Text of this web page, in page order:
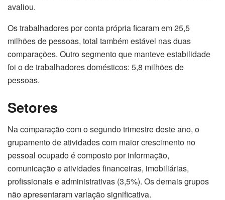
avaliou.
Os trabalhadores por conta própria ficaram em 25,5
milhões de pessoas, total também estável nas duas
comparações. Outro segmento que manteve estabilidade
foi o de trabalhadores domésticos: 5,8 milhões de
pessoas.
Setores
Na comparação com o segundo trimestre deste ano, o
grupamento de atividades com maior crescimento no
pessoal ocupado é composto por informação,
comunicação e atividades financeiras, imobiliárias,
profissionais e administrativas (3,5%). Os demais grupos
não apresentaram variação significativa.